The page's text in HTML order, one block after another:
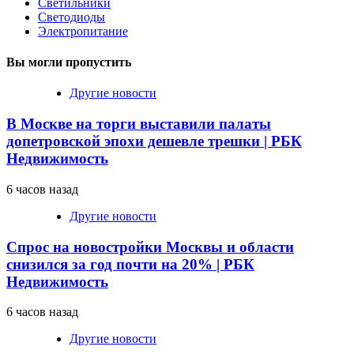
Светодиоды
Электропитание
Вы могли пропустить
Другие новости
В Москве на торги выставили палаты
допетровской эпохи дешевле трешки | РБК
Недвижимость
6 часов назад
Другие новости
Спрос на новостройки Москвы и области
снизился за год почти на 20% | РБК
Недвижимость
6 часов назад
Другие новости